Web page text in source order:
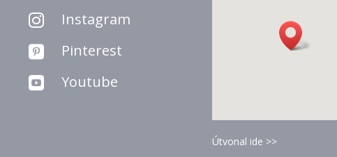
 Instagram
 Pinterest
 Youtube
Útvonal ide >>